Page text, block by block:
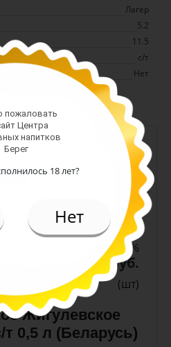
Лагер
5.2
11.5
с/т
Нет
Арт. 10990
темное
Алк: 5%
Плотность: 11.6%
186.00 руб.
(шт)
Жигулевское
0,5 л (Беларусь)
пожаловать
Центра
напитков
Берег
18 лет?
Нет